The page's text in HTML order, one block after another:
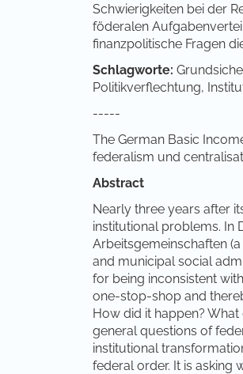
Schwierigkeiten bei der
föderalen
finanzpolitische Fragen
Schlagworte:
Politikverflechtung,
-----
The German Basic
federalism und
Abstract
Nearly three years after
institutional problems. In
Arbeitsgemeinschaften
and municipal social
for being inconsistent
one-stop-shop and
How did it happen?
general questions of
institutional
federal order. It is asking